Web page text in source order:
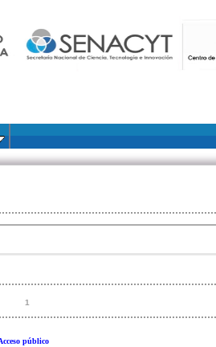
1
público